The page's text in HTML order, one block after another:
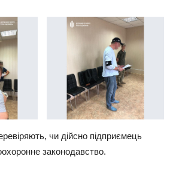
чи дійсно підприємець
законодавство.